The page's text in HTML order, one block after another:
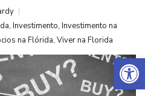
Abrir a barra de ferramentas
, Investimento, Investimento na
na Flórida, Viver na Florida